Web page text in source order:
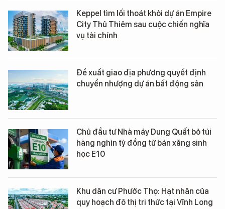
Keppel tìm lối thoát khỏi dự án Empire
City Thủ Thiêm sau cuộc chiến nghĩa
vụ tài chính
Đề xuất giao địa phương quyết định
chuyển nhượng dự án bất động sản
Chủ đầu tư Nhà máy Dung Quất bỏ túi
hàng nghìn tỷ đồng từ bán xăng sinh
học E10
Khu dân cư Phước Thọ: Hạt nhân của
quy hoạch đô thị tri thức tại Vĩnh Long